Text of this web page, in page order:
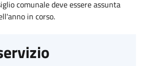
comunale deve essere assunta
in corso.